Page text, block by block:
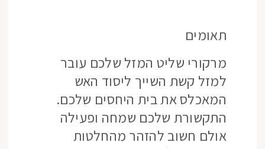
תאומים
מרקורי שליט המזל שלכם עובר
למזל קשת השייך ליסוד האש
המאכלס את בית היחסים שלכם.
התקשורת שלכם שמחה ופעילה
אולם חשוב להזהר מהחלטות